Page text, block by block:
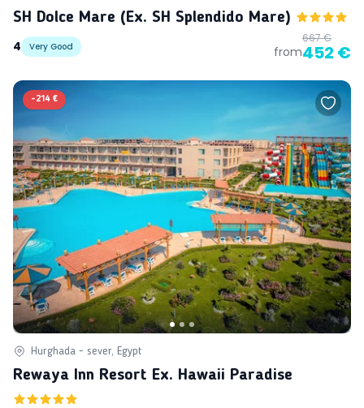
SH Dolce Mare (ex. SH Splendido Mare)
4
Very Good from
667 €
452 €
-214 €
Hurghada - sever, Egypt
Rewaya Inn Resort Ex. Hawaii Paradise